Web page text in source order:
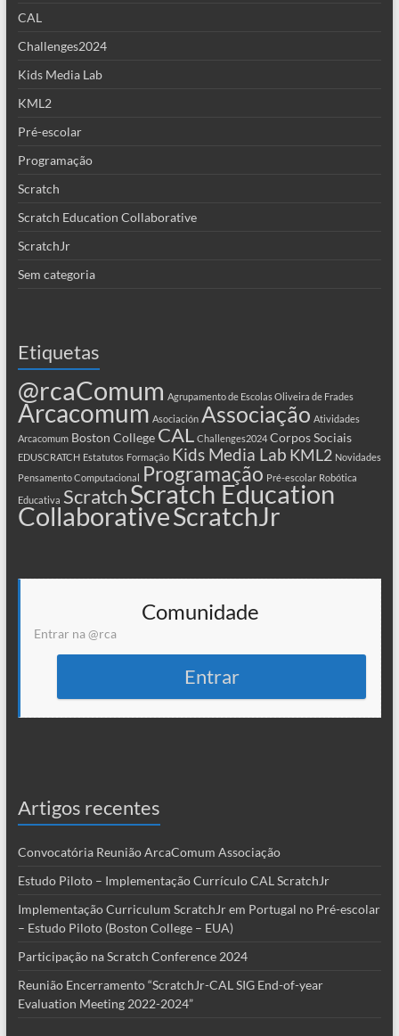
CAL
Challenges2024
Kids Media Lab
KML2
Pré-escolar
Programação
Scratch
Scratch Education Collaborative
ScratchJr
Sem categoria
Etiquetas
@rcaComum Agrupamento de Escolas Oliveira de Frades
Arcacomum Asociación Associação Atividades
Arcacomum Boston College CAL Challenges2024 Corpos Sociais
EDUSCRATCH Estatutos Formação Kids Media Lab KML2 Novidades
Pensamento Computacional Programação Pré-escolar Robótica
Educativa ScratchScratch Education
CollaborativeScratchJr
Comunidade
Entrar na @rca
Entrar
Artigos recentes
Convocatória Reunião ArcaComum Associação
Estudo Piloto – Implementação Currículo CAL ScratchJr
Implementação Curriculum ScratchJr em Portugal no Pré-escolar
– Estudo Piloto (Boston College – EUA)
Participação na Scratch Conference 2024
Reunião Encerramento “ScratchJr-CAL SIG End-of-year
Evaluation Meeting 2022-2024”